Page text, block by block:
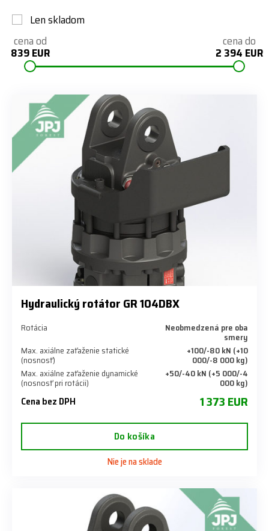
Len skladom
cena od
839 EUR
cena do
2 394 EUR
Hydraulický rotátor GR 104DBX
Rotácia Neobmedzená pre oba
smery
Max. axiálne zaťaženie statické
(nosnosť)
+100/-80 kN (+10
000/-8 000 kg)
Max. axiálne zaťaženie dynamické
(nosnosť pri rotácii)
+50/-40 kN (+5 000/-4
000 kg)
Cena bez DPH 1 373 EUR
Do košíka
Nie je na sklade